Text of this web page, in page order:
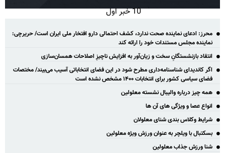
10 خبر اول
محرز: ادعای نماینده صحت ندارد، کشف احتمالی دارو افتخار ملی ایران است/ حریرچی:
نماینده مجلس مستندات خود را ارائه کند
انتقاد بازنشستگانِ سخت و زیان‌آور به افزایش ناچیزِ اصلاحات همسان‌سازی
اگر کاندیدای شناسنامه‌‎داری مطرح شود در این فضای انتخاباتی آسیب می‌بیند/ مختصات
فضای سیاسی کشور برای انتخابات ۱۴۰۰ مشخص نشده است
همه چیز درباره والیبال نشسته معلولین
انواع عصا و ویژگی های آن ها
شرایط وکلاس بندی شنای معلولان
بسکتبال با ویلچر به عنوان ورزش ویژه معلولین
شنا ورزش جذاب معلولین